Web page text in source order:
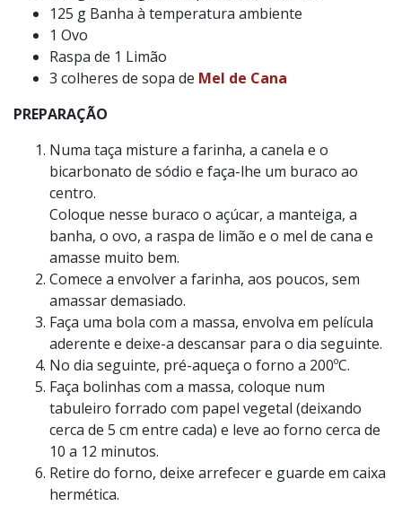
125 g Banha à temperatura ambiente
1 Ovo
Raspa de 1 Limão
3 colheres de sopa de Mel de Cana
PREPARAÇÃO
Numa taça misture a farinha, a canela e o
bicarbonato de sódio e faça-lhe um buraco ao
centro.
Coloque nesse buraco o açúcar, a manteiga, a
banha, o ovo, a raspa de limão e o mel de cana e
amasse muito bem.
Comece a envolver a farinha, aos poucos, sem
amassar demasiado.
Faça uma bola com a massa, envolva em película
aderente e deixe-a descansar para o dia seguinte.
No dia seguinte, pré-aqueça o forno a 200ºC.
Faça bolinhas com a massa, coloque num
tabuleiro forrado com papel vegetal (deixando
cerca de 5 cm entre cada) e leve ao forno cerca de
10 a 12 minutos.
Retire do forno, deixe arrefecer e guarde em caixa
hermética.